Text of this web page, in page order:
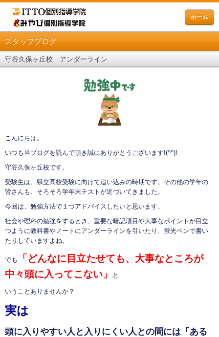
ホーム
スタッフブログ
守谷久保ヶ丘校 アンダーライン
こんにちは。
いつも当ブログを読んで頂き誠にありがとうございます!(^^)!
守谷久保ヶ丘校です。
受験生は、県立高校受験に向けて追い込みの時期です。その他の学年の
皆さんも、そろそろ学年末テストが近づいてきました。
今回は、勉強方法で１つアドバイスしたいと思います。
社会や理科の勉強をするとき、重要な暗記項目や大事なポイントが目立
つように教科書やノートにアンダーラインを引いたり、蛍光ペンで書い
たりしていますよね。
でも
「どんなに目立たせても、大事なところが
中々頭に入ってこない」
と
いうことありませんか？
実は
頭に入りやすい人と入りにくい人との間には「ある